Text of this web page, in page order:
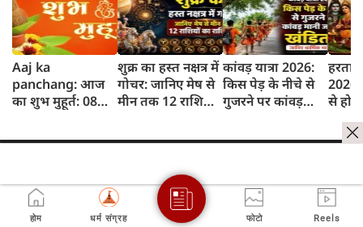
Aaj ka
panchang: आज
का शुभ मुहूर्त: 08
शुक्र का हस्त नक्षत्र में
गोचर: जानिए मेष से
मीन तक 12 राशियों
कांवड़ यात्रा 2026:
किस पेड़ के नीचे से
गुजरने पर कांवड़
2026:
से
होम धर्म संग्रह फोटो Reels